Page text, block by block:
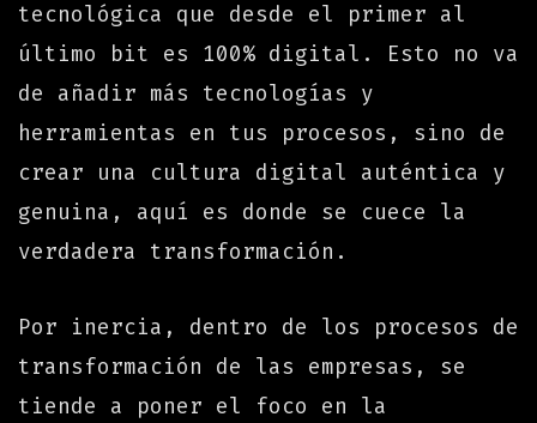
tecnológica que desde el primer al
último bit es 100% digital. Esto no va
de añadir más tecnologías y
herramientas en tus procesos, sino de
crear una cultura digital auténtica y
genuina, aquí es donde se cuece la
verdadera transformación.
Por inercia, dentro de los procesos de
transformación de las empresas, se
tiende a poner el foco en la